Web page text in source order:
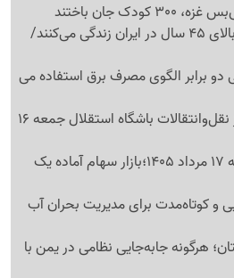
چند میلیون مجرد قطعی بالای 45 سال در ایران زندگی می‌کنند/
برابر الگوی مصرف برق استفاده می
آخرین اخبار و گزارش‌ها از نقل‌وانتقالات باشگاه استقلال جمعه 16
پیش‌بینی بورس فردا شنبه 17 مرداد 1405؛بازار سهام آماده یک
و کوتاه‌مدت برای مدیریت بحران آب
هرگونه جابه‌جایی نظامی در یمن با